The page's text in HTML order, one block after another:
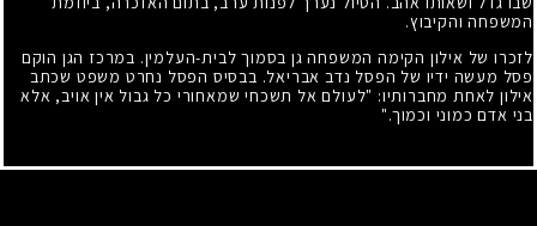
המשפחה והקיבוץ.
לזכרו של אילון הקימה המשפחה גן בסמוך לבית-העלמין. במרכז הגן הוקם
פסל מעשה ידיו של הפסל נדב אבריאל. בבסיס הפסל נחרט משפט שכתב
אילון לאחת מחברותיו: "לעולם אל תשכחי שמאחורי כל גבול אין אויב, אלא
בני אדם כמוני וכמוך."